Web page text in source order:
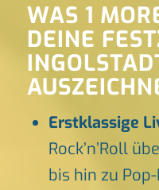
WAS 1
DEINE
Erstklassige
Rock’n’Roll
bis hin zu